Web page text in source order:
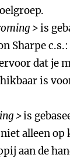
>is
Sharpe
dat je
is
>is
alleen op
aan de